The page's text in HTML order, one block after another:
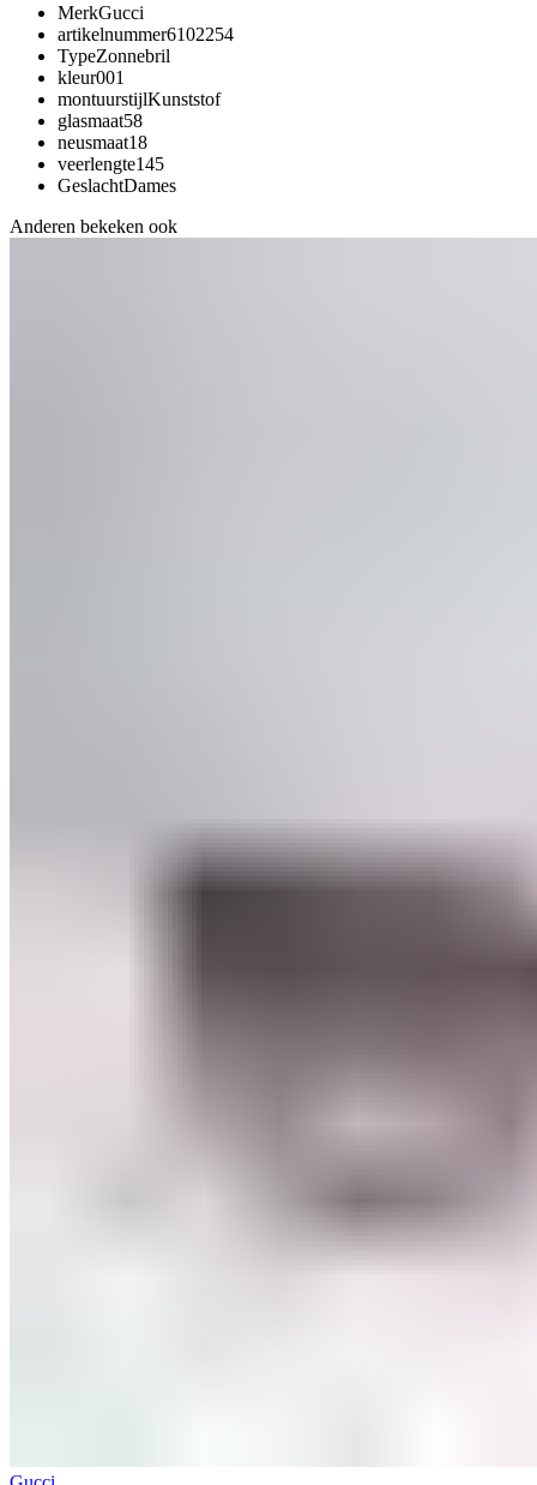
MerkGucci
artikelnummer6102254
TypeZonnebril
kleur001
montuurstijlKunststof
glasmaat58
neusmaat18
veerlengte145
GeslachtDames
Anderen bekeken ook